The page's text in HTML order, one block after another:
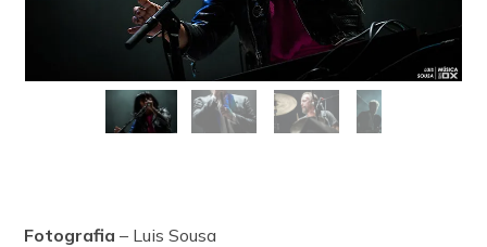
Fotografia – Luis Sousa